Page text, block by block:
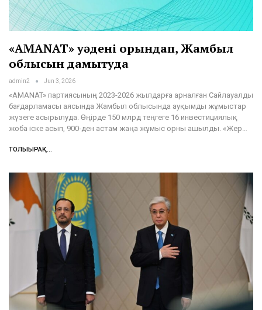
«AMANAT» уәдені орындап, Жамбыл
облысын дамытуда
admin2 Jun 3, 2026
«AMANAT» партиясының 2023-2026 жылдарға арналған Сайлауалды
бағдарламасы аясында Жамбыл облысында ауқымды жұмыстар
жүзеге асырылуда. Өңірде 150 млрд теңгеге 16 инвестициялық
жоба іске асып, 900-ден астам жаңа жұмыс орны ашылды. «Жер…
ТОЛЫҒЫРАҚ...